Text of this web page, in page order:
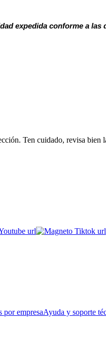
expedida conforme a
Ten cuidado, revisa bien
por empresaAyuda y soporte